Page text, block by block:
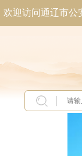
欢迎访问通辽市公